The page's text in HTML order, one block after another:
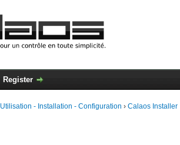
Register
Utilisation - Installation - Configuration ›Calaos Installer